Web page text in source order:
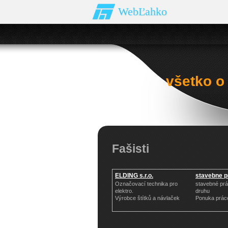
WebĽahko
všetko o
Fašisti
ELDING s.r.o.
Označovací technika pro
elektro.
Výrobce štítků a návlaček
stavebne
stavebné
druhu
Ponuka